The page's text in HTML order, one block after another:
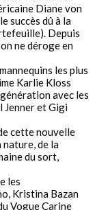
Diane von
succès dû à la
Depuis
ne déroge en
les plus
Karlie Kloss
avec les
Jenner et Gigi
cette nouvelle
de la
du sort,
les
Kristina Bazan
Vogue Carine